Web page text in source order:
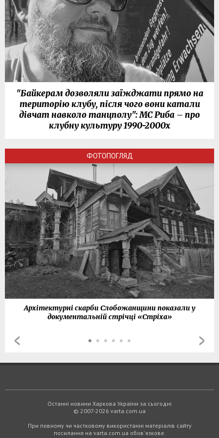
"Байкерам дозволяли заїжджати прямо на
територію клубу, після чого вони катали
дівчат навколо танцполу": МС Риба – про
клубну культуру 1990-2000х
ФОТОПОГЛЯД
Архітектурні скарби Слобожанщини показали у
документальній стрічці «Стріха»
Останні новини Харкова України за сьогодні
© 2007-2026 varta.com.ua
При повному чи частковому використанні матеріалів сайту
посилання на varta.com.ua обов'язкове.